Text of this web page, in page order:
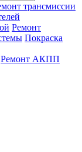
трансмиссии
Ремонт
Покраска
Ремонт АКПП